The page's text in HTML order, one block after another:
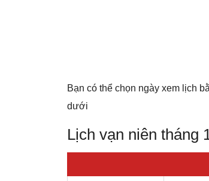
Bạn có thể chọn ngày xem lịch
dưới
Lịch vạn niên tháng